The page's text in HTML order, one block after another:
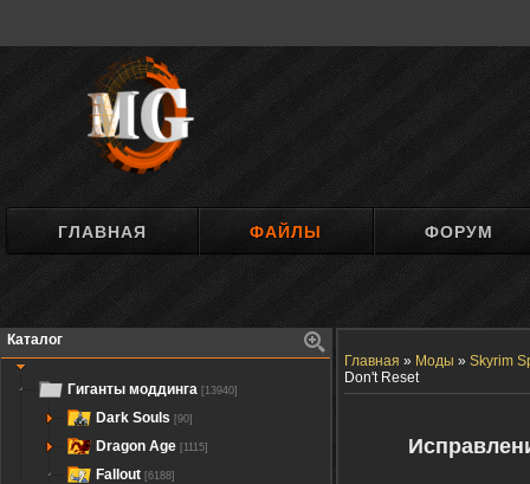
ГЛАВНАЯ ФАЙЛЫ ФОРУМ
Каталог
Гиганты моддинга [13940]
Dark Souls [90]
Dragon Age [1115]
Fallout [6188]
Главная » Моды » Skyrim
Don't Reset